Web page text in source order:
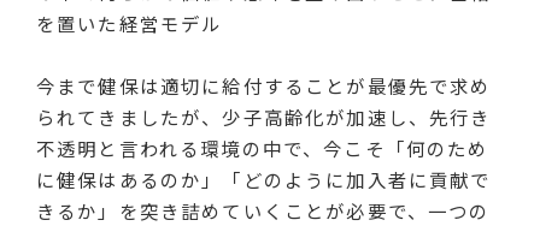
を置いた経営モデル
今まで健保は適切に給付することが最優先で求め
られてきましたが、少子高齢化が加速し、先行き
不透明と言われる環境の中で、今こそ「何のため
に健保はあるのか」「どのように加入者に貢献で
きるか」を突き詰めていくことが必要で、一つの